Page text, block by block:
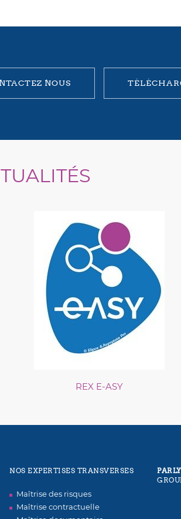
NOUS
REX E-ASY
NOS EXPERTISES TRANSVERSES
Maîtrise des risques
Maîtrise contractuelle